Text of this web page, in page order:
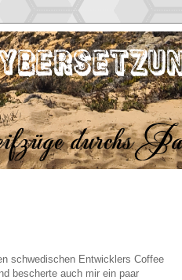
schwedischen Entwicklers Coffee
bescherte auch mir ein paar